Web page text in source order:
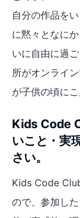
自分の作品を
に黙々となに
いに自由に過
所がオンライ
が子供の頃に
Kids Code
いこと・実
さい。
Kids Code
ので、参加し